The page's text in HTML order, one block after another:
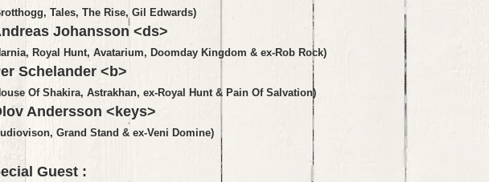
Tales, The Rise, Gil Edwards)
Johansson <ds>
Royal Hunt, Avatarium, Doomday Kingdom & ex-Rob Rock)
Schelander <b>
Of Shakira, Astrakhan, ex-Royal Hunt & Pain Of Salvation)
Andersson <keys>
Grand Stand & ex-Veni Domine)
Guest :